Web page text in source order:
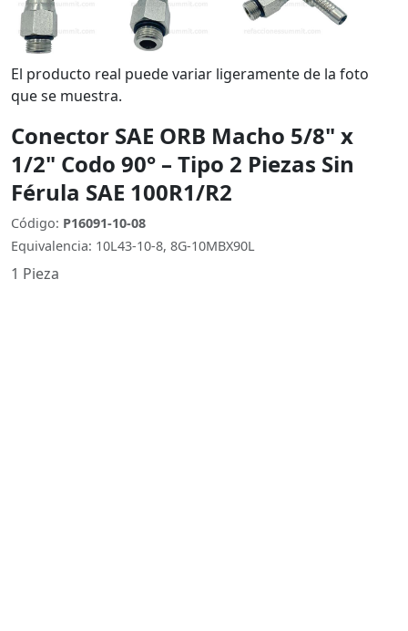
El producto real puede variar ligeramente de la foto
que se muestra.
Conector SAE ORB Macho 5/8" x
1/2" Codo 90° – Tipo 2 Piezas Sin
Férula SAE 100R1/R2
Código: P16091-10-08
Equivalencia: 10L43-10-8, 8G-10MBX90L
1 Pieza